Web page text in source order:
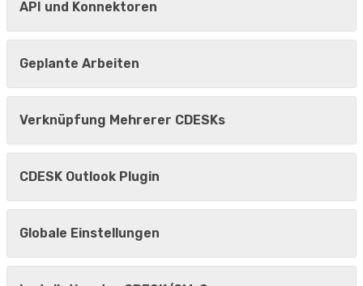
API und Konnektoren
Geplante Arbeiten
Verknüpfung Mehrerer CDESKs
CDESK Outlook Plugin
Globale Einstellungen